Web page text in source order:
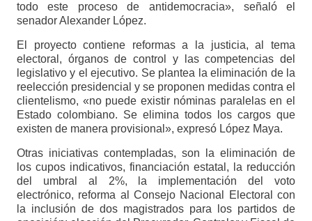
todo este proceso de antidemocracia», señaló el
senador Alexander López.
El proyecto contiene reformas a la justicia, al tema
electoral, órganos de control y las competencias del
legislativo y el ejecutivo. Se plantea la eliminación de la
reelección presidencial y se proponen medidas contra el
clientelismo, «no puede existir nóminas paralelas en el
Estado colombiano. Se elimina todos los cargos que
existen de manera provisional», expresó López Maya.
Otras iniciativas contempladas, son la eliminación de
los cupos indicativos, financiación estatal, la reducción
del umbral al 2%, la implementación del voto
electrónico, reforma al Consejo Nacional Electoral con
la inclusión de dos magistrados para los partidos de